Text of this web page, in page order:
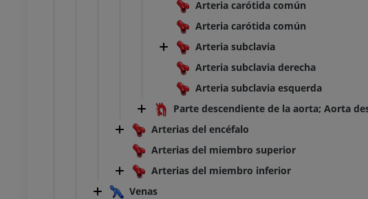
Arteria carótida común
Arteria carótida común
Arteria subclavia
Arteria subclavia derecha
Arteria subclavia esquerda
Parte descendiente de la aorta; Aorta
Arterias del encéfalo
Arterias del miembro superior
Arterias del miembro inferior
Venas